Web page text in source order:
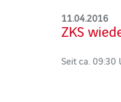
11.04.2016
ZKS
Seit ca. 09:30